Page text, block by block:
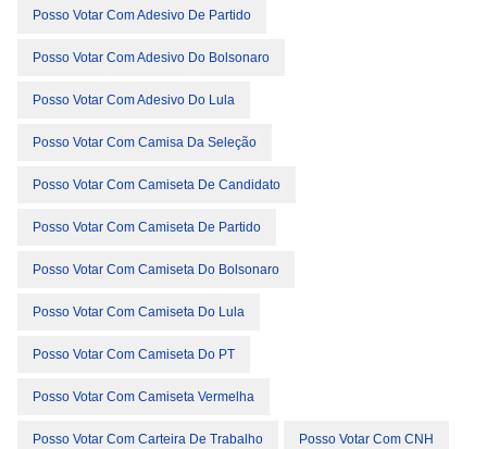
Posso Votar Com Adesivo De Partido
Posso Votar Com Adesivo Do Bolsonaro
Posso Votar Com Adesivo Do Lula
Posso Votar Com Camisa Da Seleção
Posso Votar Com Camiseta De Candidato
Posso Votar Com Camiseta De Partido
Posso Votar Com Camiseta Do Bolsonaro
Posso Votar Com Camiseta Do Lula
Posso Votar Com Camiseta Do PT
Posso Votar Com Camiseta Vermelha
Posso Votar Com Carteira De Trabalho Posso Votar Com CNH